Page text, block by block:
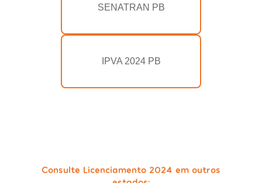
SENATRAN PB
IPVA 2024 PB
Consulte Licenciamento 2024 em outros